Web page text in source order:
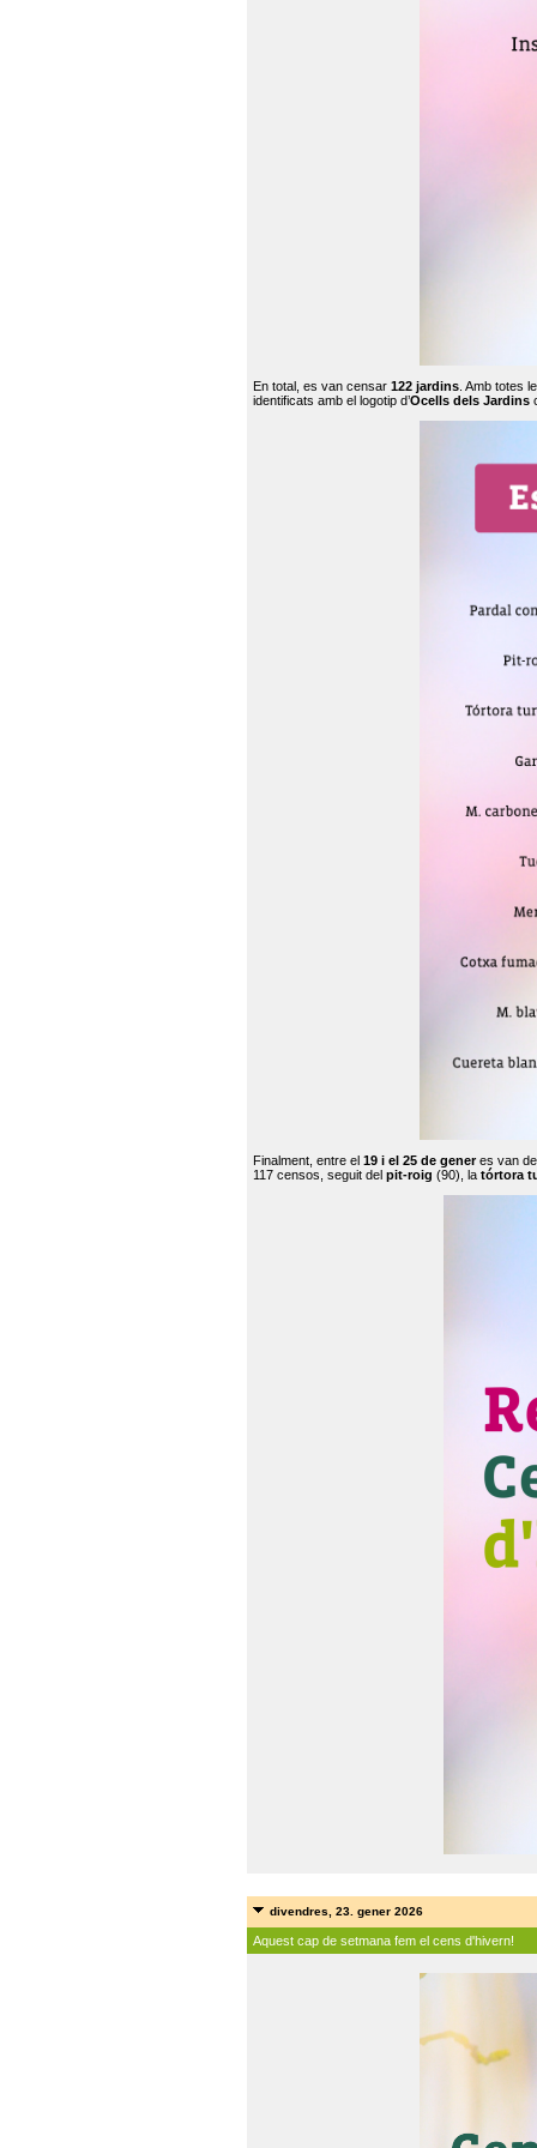
En total, es van censar 122 jardins . Amb totes
identificats amb el logotip d’Ocells dels Jardins
Finalment, entre el 19 i el 25 de generes van
117 censos, seguit del pit-roig (90), la tórtora
divendres, 23. gener 2026
Aquest cap de setmana fem el cens d'hivern!